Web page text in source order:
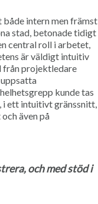
intern men främst
stad, betonade tidigt
central roll i arbetet,
är väldigt intuitiv
från projektledare
kunde tas
i ett intuitivt gränssnitt,
även på
och med stöd i